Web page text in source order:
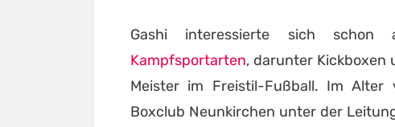
Gashi interessierte sich schon
Kampfsportarten, darunter Kickboxen
Meister im Freistil-Fußball. Im Alter
Boxclub Neunkirchen unter der